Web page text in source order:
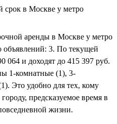
срок в Москве у метро
аренды в Москве у метро
объявлений: 3. По текущей
064 и доходят до 415 397 руб.
1-комнатные (1), 3-
Это удобно для тех, кому
предсказуемое время в
жизни.